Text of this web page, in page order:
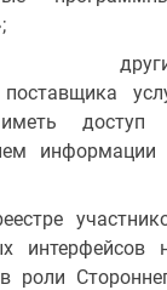
доступ
интерфейсов
роли